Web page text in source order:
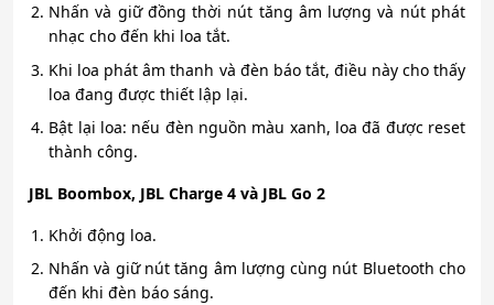
Nhấn và giữ đồng thời nút tăng âm lượng và nút phát
nhạc cho đến khi loa tắt.
Khi loa phát âm thanh và đèn báo tắt, điều này cho thấy
loa đang được thiết lập lại.
Bật lại loa: nếu đèn nguồn màu xanh, loa đã được reset
thành công.
JBL Boombox, JBL Charge 4 và JBL Go 2
Khởi động loa.
Nhấn và giữ nút tăng âm lượng cùng nút Bluetooth cho
đến khi đèn báo sáng.